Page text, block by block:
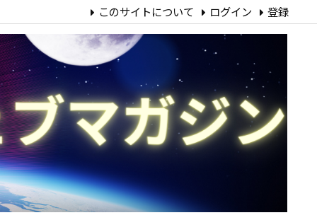
このサイトについて ログイン 登録